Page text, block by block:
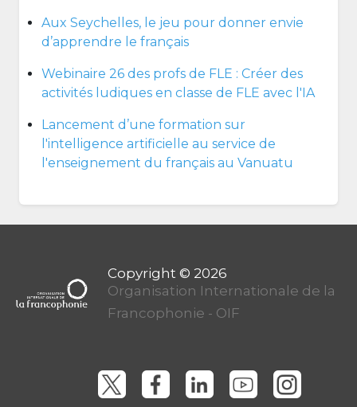
Aux Seychelles, le jeu pour donner envie
d’apprendre le français
Webinaire 26 des profs de FLE : Créer des
activités ludiques en classe de FLE avec l'IA
Lancement d’une formation sur
l'intelligence artificielle au service de
l'enseignement du français au Vanuatu
Organisation Internationale de la
Francophonie - OIF